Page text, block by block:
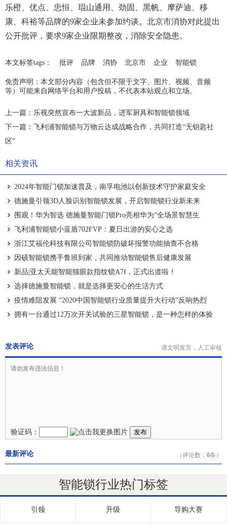
乐橙、优点、忠恒、琨山通用、劲固、黑帆、摩萨迪、移
康、科裕等品牌的9家企业未参加约谈。北京市消协对此提出
公开批评，要求9家企业限期整改，消除安全隐患。
本文标签tags： 批评 品牌 消协 北京市 企业 智能锁
免责声明：本文部分内容（包含但不限于文字、图片、视频、音频
等）可能来自网络平台和用户投稿，不代表本站观点和立场。
上一篇： 乐视突然宣布一大波新品，进军厨具和智能锁领域
下一篇：
飞利浦智能锁与万物云达成战略合作，共同打造“无钥匙社
区”
相关资讯
2024年智能门锁加速普及，南孚电池以创新技术守护家庭安全
德施曼引领3D人脸识别智能锁发展，开启智能锁行业新未来
围观！华为智选 德施曼智能门锁Pro亮相华为“全场景智慧生
活”新品发布会
飞利浦智能锁小蓝盾702FVP：夏日出游的安心之选
浙江艾福伦科技有限公司智能锁防破坏报警功能抽查不合格
因硕智能锁携手鲁班到家，共同推动智能锁售后健康发展
新品|亚太天能智能猫眼款指纹锁A7f，正式出道啦！
选择德施曼智能锁，就是选择更安心的生活方式
疫情难阻发展 “2020中国智能锁行业质量提升大行动”反响热烈
拥有一台通过12万次开关试验的三星智能锁，是一种怎样的体验
发表评论 请文明发言，人工审核
验证码： 发布
最新评论 （评论数： 0条）
智能锁行业热门标签
引领 升级 导购大赛